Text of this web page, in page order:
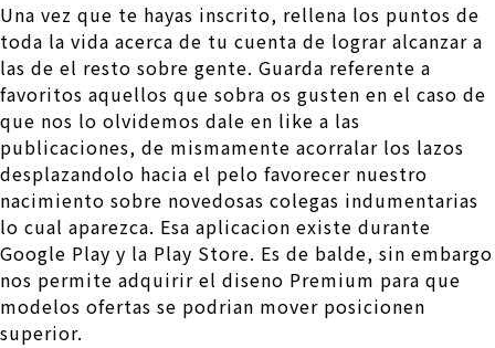
Una vez que te hayas inscrito, rellena los puntos de
toda la vida acerca de tu cuenta de lograr alcanzar a
las de el resto sobre gente. Guarda referente a
favoritos aquellos que sobra os gusten en el caso de
que nos lo olvidemos dale en like a las
publicaciones, de mismamente acorralar los lazos
desplazandolo hacia el pelo favorecer nuestro
nacimiento sobre novedosas colegas indumentarias
lo cual aparezca. Esa aplicacion existe durante
Google Play y la Play Store. Es de balde, sin embargo
nos permite adquirir el diseno Premium para que
modelos ofertas se podri­an mover posicionen
superior.